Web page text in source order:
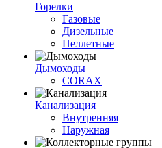
Горелки
Газовые
Дизельные
Пеллетные
Дымоходы
CORAX
Канализация
Внутренняя
Наружная